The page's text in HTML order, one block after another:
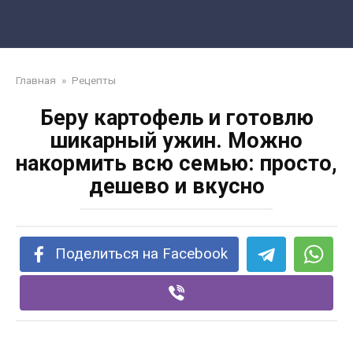
Главная » Рецепты
Беру картофель и готовлю
шикарный ужин. Можно
накормить всю семью: просто,
дешево и вкусно
Поделиться на Facebook